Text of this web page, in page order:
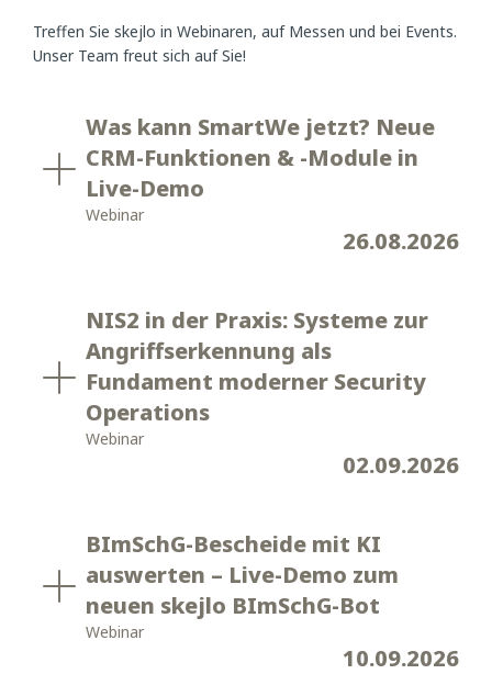
Treffen Sie skejlo in Webinaren, auf Messen und bei Events.
Unser Team freut sich auf Sie!
Was kann SmartWe jetzt? Neue
CRM-Funktionen & -Module in
Live-Demo
Webinar
26.08.2026
NIS2 in der Praxis: Systeme zur
Angriffserkennung als
Fundament moderner Security
Operations
Webinar
02.09.2026
BImSchG-Bescheide mit KI
auswerten – Live-Demo zum
neuen skejlo BImSchG-Bot
Webinar
10.09.2026